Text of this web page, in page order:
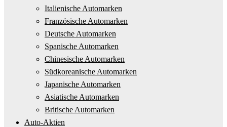
Italienische Automarken
Französische Automarken
Deutsche Automarken
Spanische Automarken
Chinesische Automarken
Südkoreanische Automarken
Japanische Automarken
Asiatische Automarken
Britische Automarken
Auto-Aktien